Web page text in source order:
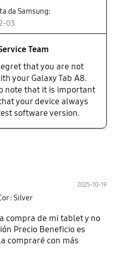
da Samsung:
03
Team
that you are not
your Galaxy Tab A8.
note that it is important
your device always
software version.
2025-10-19
: Silver
compra de mi tablet y no
Precio Beneficio es
compraré con más